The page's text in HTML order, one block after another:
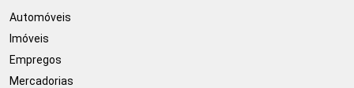
Automóveis
Imóveis
Empregos
Mercadorias